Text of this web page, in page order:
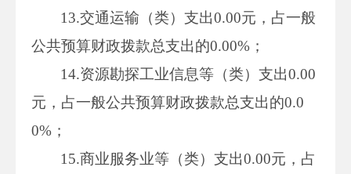
13.交通运输（类）支出0.00元，占一般
公共预算财政拨款总支出的0.00%；
14.资源勘探工业信息等（类）支出0.00
元，占一般公共预算财政拨款总支出的0.0
0%；
15.商业服务业等（类）支出0.00元，占